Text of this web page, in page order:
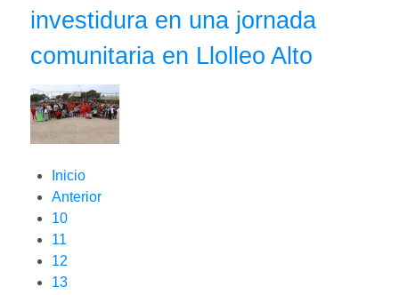
investidura en una jornada
comunitaria en Llolleo Alto
Inicio
Anterior
10
11
12
13